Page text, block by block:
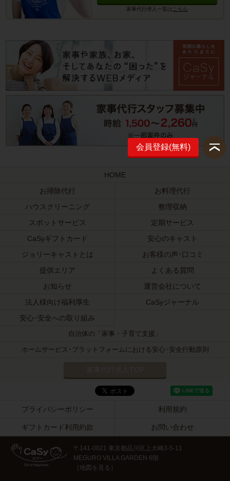
家事代行求人一覧は こちら
会員登録(無料)
HOME
お掃除代行
お料理代行
ハウスクリーニング
整理収納
スポットサービス
定期サービス
CaSyギフトカード
安心のキャスト
ジョリーキャストとは
お客様の声･口コミ
提供エリア
よくある質問
お知らせ
運営会社について
法人様向け福利厚生
CaSyジャーナル
安心･安全への取り組み
自治体の「家事・子育て支援」
ホームサービス･プラットフォームにおける安心･安全行動原則
プライバシーポリシー 利用規約
ギフトカード利用約款 お問い合わせ
〒141-0021 東京都品川区上大崎3-5-11
MEGURO VILLA GARDEN 6階
［地図を見る ］